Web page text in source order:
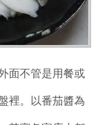
面不管是用餐或
裡。以番茄醬為